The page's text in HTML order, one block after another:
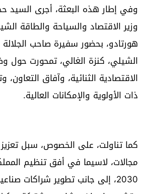
وفي إطار هذه البعثة، أجرى السيد
وزير الاقتصاد والسياحة والطاقة
هورتادو، بحضور سفيرة صاحب
الشيلي، كنزة الغالي، تمحورت حول
الاقتصادية الثنائية، وآفاق التعاون،
ذات الأولوية والإمكانات العالية.
كما تناولت، على الخصوص، سبل
مجالات، لاسيما في أفق تنظيم
2030، إلى جانب تطوير شراكات